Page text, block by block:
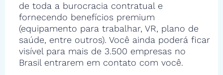
de toda a burocracia contratual e
fornecendo benefícios premium
(equipamento para trabalhar, VR, plano de
saúde, entre outros). Você ainda poderá ficar
visível para mais de 3.500 empresas no
Brasil entrarem em contato com você.